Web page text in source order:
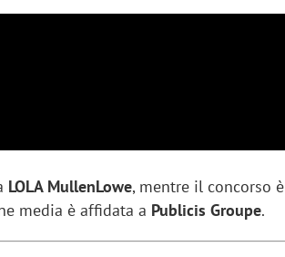
LOLA MullenLowe, mentre il concorso è
media è affidata a Publicis Groupe.